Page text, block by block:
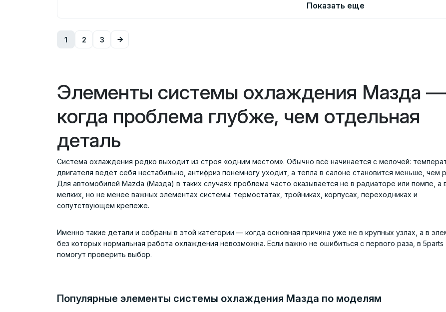
Показать еще
1 2 3
Элементы системы охлаждения Мазда —
когда проблема глубже, чем отдельная
деталь
Система охлаждения редко выходит из строя «одним местом». Обычно всё начинается с мелочей:
двигателя ведёт себя нестабильно, антифриз понемногу уходит, а тепла в салоне становится меньше, чем
Для автомобилей Mazda (Мазда) в таких случаях проблема часто оказывается не в радиаторе или помпе, а
мелких, но не менее важных элементах системы: термостатах, тройниках, корпусах, переходниках и
сопутствующем крепеже.
Именно такие детали и собраны в этой категории — когда основная причина уже не в крупных узлах, а в
без которых нормальная работа охлаждения невозможна. Если важно не ошибиться с первого раза, в 5parts
помогут проверить выбор.
Популярные элементы системы охлаждения Мазда по моделям